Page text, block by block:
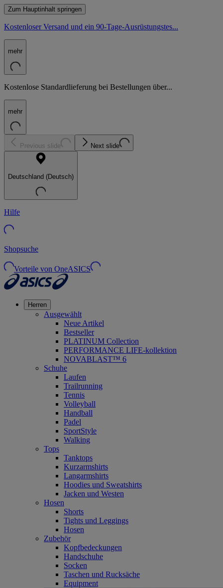
Zum Hauptinhalt springen
Kostenloser Versand und ein 90-Tage-Ausrüstungstes...
mehr
Kostenlose Standardlieferung bei Bestellungen über...
mehr
Previous slide Next slide
Deutschland (Deutsch)
Hilfe
Shopsuche
Vorteile von OneASICS
Herren
Ausgewählt
Neue Artikel
Bestseller
PLATINUM Collection
PERFORMANCE LIFE-kollektion
NOVABLAST™ 6
Schuhe
Laufen
Trailrunning
Tennis
Volleyball
Handball
Padel
SportStyle
Walking
Tops
Tanktops
Kurzarmshirts
Langarmshirts
Hoodies und Sweatshirts
Jacken und Westen
Hosen
Shorts
Tights und Leggings
Hosen
Zubehör
Kopfbedeckungen
Handschuhe
Socken
Taschen und Rucksäche
Equipment